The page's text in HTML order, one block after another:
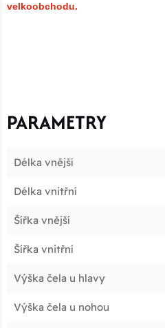
velkoobchodu.
PARAMETRY
Délka vnější
Délka vnitřní
Šířka vnější
Šířka vnitřní
Výška čela u hlavy
Výška čela u nohou